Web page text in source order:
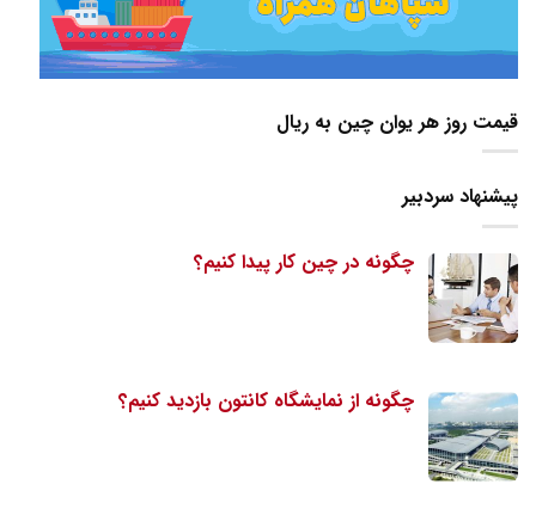
قیمت روز هر یوان چین به ریال
پیشنهاد سردبیر
چگونه در چین کار پیدا کنیم؟
چگونه از نمایشگاه کانتون بازدید کنیم؟